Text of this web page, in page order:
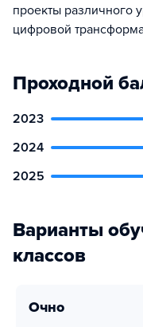
проекты различного
цифровой
Проходной
2023
2024
2025
Варианты
классов
очно